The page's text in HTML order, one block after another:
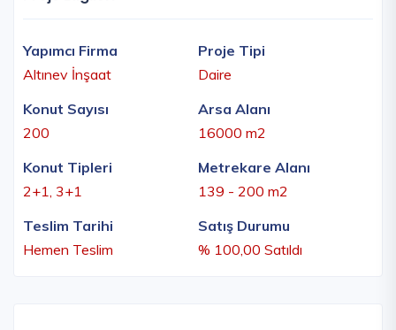
Yapımcı Firma
Altınev İnşaat
Proje Tipi
Daire
Konut Sayısı
200
Arsa Alanı
16000 m2
Konut Tipleri
2+1, 3+1
Metrekare Alanı
139 - 200 m2
Teslim Tarihi
Hemen Teslim
Satış Durumu
% 100,00 Satıldı